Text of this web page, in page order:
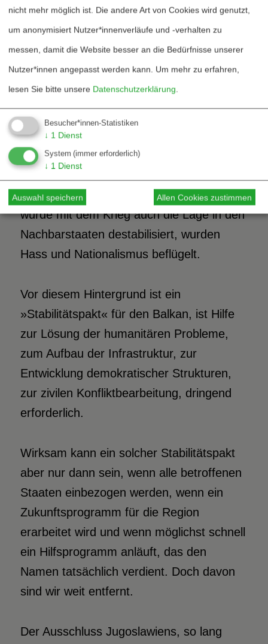
Die Infrastruktur dieses Landes ist
zerstört; Brücken, Straßen,
Eisenbahnlinien, die größeren Betriebe,
die Energieversorgung, Krankenhäuser,
Schulen und Universitäten wurden
zerbombt. Allein auf die eigene Kraft
angewiesen, wird dieses Land auf
Jahrzehnte zum Armenhaus Europas und
der einzige auf dem Balkan, schließlich
wurde mit dem Krieg auch die Lage in den
Nachbarstaaten destabilisiert, wurden
Hass und Nationalismus beflügelt.
Vor diesem Hintergrund ist ein
»Stabilitätspakt« für den Balkan, ist Hilfe
zur Lösung der humanitären Probleme,
zum Aufbau der Infrastruktur, zur
Entwicklung demokratischer Strukturen,
zur zivilen Konfliktbearbeitung, dringend
erforderlich.
Wirksam kann ein solcher Stabilitätspakt
aber nur dann sein, wenn alle betroffenen
Staaten einbezogen werden, wenn ein
Zukunftsprogramm für die Region
erarbeitet wird und wenn möglichst schnell
ein Hilfsprogramm anläuft, das den
Namen tatsächlich verdient. Doch davon
sind wir weit entfernt.
Der Ausschluss Jugoslawiens, so lang
nicht mehr möglich ist. Die andere Art von Cookies wird genutzt,
um anonymisiert Nutzer*innenverläufe und -verhalten zu
messen, damit die Website besser an die Bedürfnisse unserer
Nutzer*innen angepasst werden kann. Um mehr zu erfahren,
lesen Sie bitte unsere Datenschutzerklärung.
Besucher*innen-Statistiken
↓ 1 Dienst
System (immer erforderlich)
↓ 1 Dienst
Auswahl speichern Allen Cookies zustimmen